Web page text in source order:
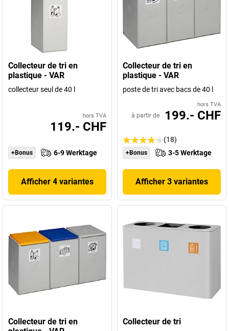
Collecteur de tri en
plastique - VAR
collecteur seul de 40 l
hors TVA
119.- CHF
+Bonus 6-9 Werktage
Afficher 4 variantes
Collecteur de tri en
plastique - VAR
poste de tri avec bacs de 40 l
hors TVA
à partir de 199.- CHF
(18)
+Bonus 3-5 Werktage
Afficher 3 variantes
Collecteur de tri en
Collecteur de tri